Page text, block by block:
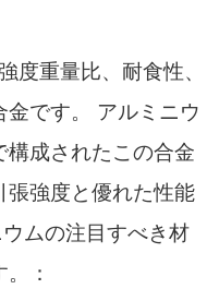
度重量比、耐食性、
です。 アルミニウ
成されたこの合金
強度と優れた性能
ムの注目すべき材
：